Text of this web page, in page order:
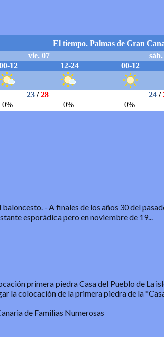
baloncesto. - A finales de los años 30 del
esporádica pero en noviembre de 19...
primera piedra Casa del Pueblo de La
la colocación de la primera piedra de la
de Familias Numerosas